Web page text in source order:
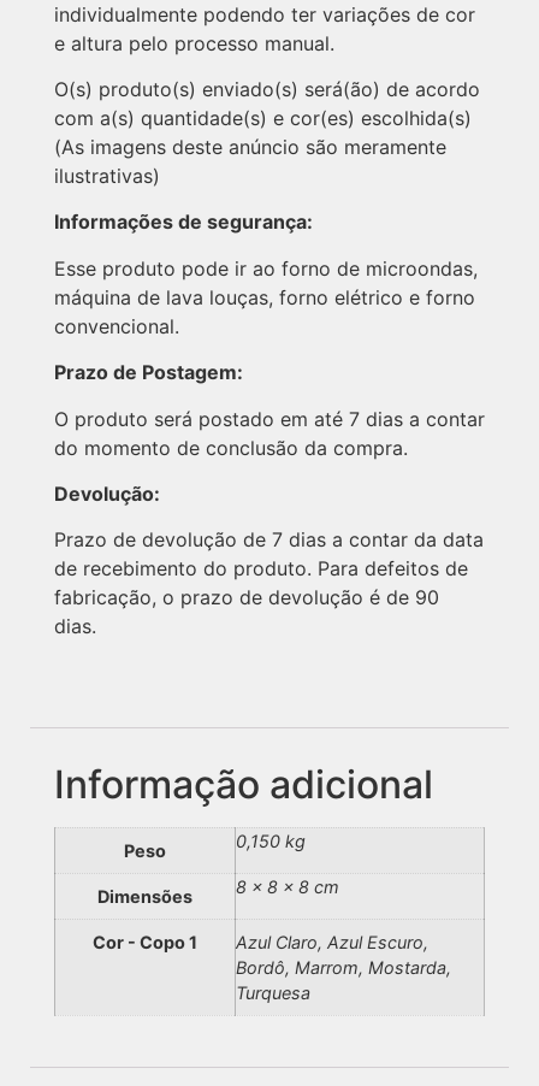
individualmente podendo ter variações de cor
e altura pelo processo manual.
O(s) produto(s) enviado(s) será(ão) de acordo
com a(s) quantidade(s) e cor(es) escolhida(s)
(As imagens deste anúncio são meramente
ilustrativas)
Informações de segurança:
Esse produto pode ir ao forno de microondas,
máquina de lava louças, forno elétrico e forno
convencional.
Prazo de Postagem:
O produto será postado em até 7 dias a contar
do momento de conclusão da compra.
Devolução:
Prazo de devolução de 7 dias a contar da data
de recebimento do produto. Para defeitos de
fabricação, o prazo de devolução é de 90
dias.
Informação adicional
Peso 0,150 kg
Dimensões 8 × 8 × 8 cm
Cor - Copo 1
Azul Claro, Azul Escuro,
Bordô, Marrom, Mostarda,
Turquesa